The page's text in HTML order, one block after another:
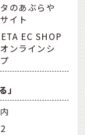
のあぶらや
イト
EC SHOP
ンラインシ